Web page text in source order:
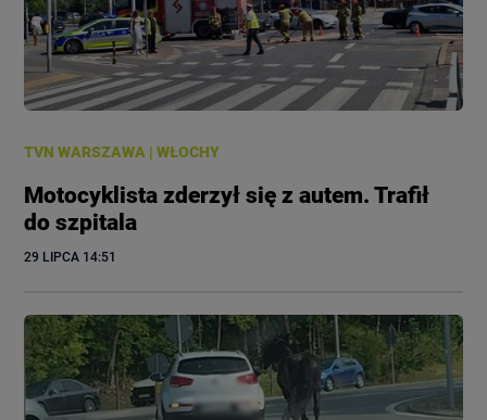
TVN WARSZAWA |WŁOCHY
Motocyklista zderzył się z autem. Trafił
do szpitala
29 LIPCA 14:51